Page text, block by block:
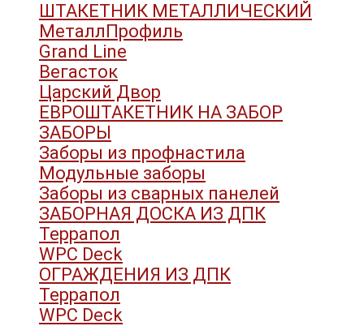
ШТАКЕТНИК МЕТАЛЛИЧЕСКИЙ
МеталлПрофиль
Grand Line
Вегасток
Царский Двор
ЕВРОШТАКЕТНИК НА ЗАБОР
ЗАБОРЫ
Заборы из профнастила
Модульные заборы
Заборы из сварных панелей
ЗАБОРНАЯ ДОСКА ИЗ ДПК
Террапол
WPC Deck
ОГРАЖДЕНИЯ ИЗ ДПК
Террапол
WPC Deck